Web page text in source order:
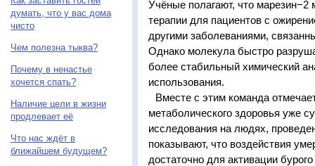
думать, что у вас дома
чисто
Чем полезна тыква?
Почему в ненастье
хочется спать?
Наличие цели в жизни
продлевает её
Что нас ждёт в
ближайшем будущем?
Учёные полагают, что марезин−2
терапии для пациентов с
другими заболеваниями,
Однако молекула быстро
более стабильный химический
использования.
Вместе с этим команда
метаболического здоровья уже
исследования на людях,
показывают, что воздействия
достаточно для активации